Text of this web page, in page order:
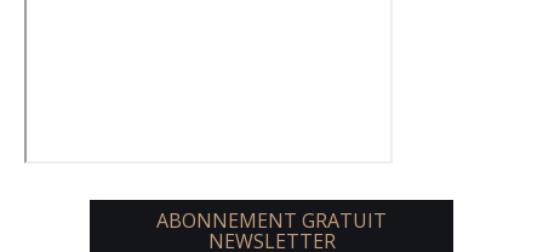
ABONNEMENT GRATUIT
NEWSLETTER